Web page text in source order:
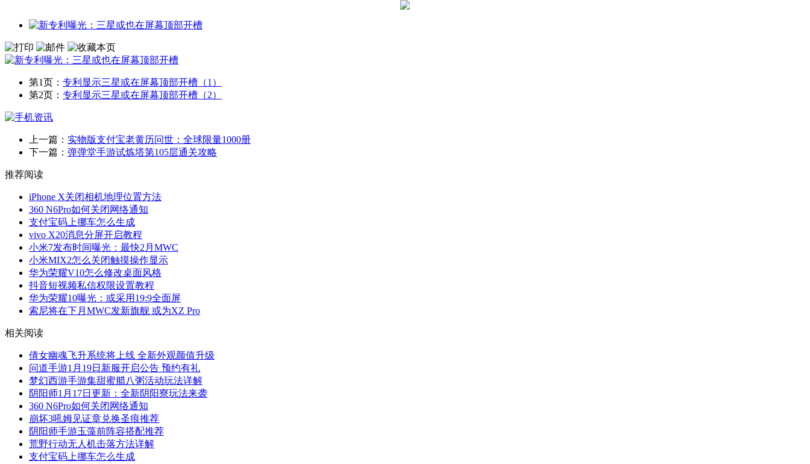
第1页： 专利显示三星或在屏幕顶部开槽（1）
第2页： 专利显示三星或在屏幕顶部开槽（2）
上一篇： 实物版支付宝老黄历问世：全球限量1000册
下一篇： 弹弹堂手游试炼塔第105层通关攻略
推荐阅读
iPhone X关闭相机地理位置方法
360 N6Pro如何关闭网络通知
支付宝码上挪车怎么生成
vivo X20消息分屏开启教程
小米7发布时间曝光：最快2月MWC
小米MIX2怎么关闭触摸操作显示
华为荣耀V10怎么修改桌面风格
抖音短视频私信权限设置教程
华为荣耀10曝光：或采用19:9全面屏
索尼将在下月MWC发新旗舰 或为XZ Pro
相关阅读
倩女幽魂飞升系统将上线 全新外观颜值升级
问道手游1月19日新服开启公告 预约有礼
梦幻西游手游集甜蜜腊八粥活动玩法详解
阴阳师1月17日更新：全新阴阳寮玩法来袭
360 N6Pro如何关闭网络通知
崩坏3吼姆见证章兑换圣痕推荐
阴阳师手游玉藻前阵容搭配推荐
荒野行动无人机击落方法详解
支付宝码上挪车怎么生成